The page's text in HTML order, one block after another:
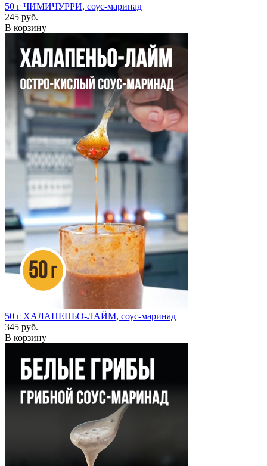
50 г ЧИМИЧУРРИ, соус-маринад
245 руб.
В корзину
50 г ХАЛАПЕНЬО-ЛАЙМ, соус-маринад
345 руб.
В корзину